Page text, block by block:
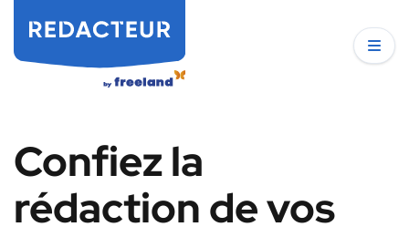
Confiez la
rédaction de vos